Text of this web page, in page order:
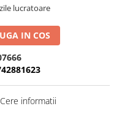
lucratoare
IN COS
informatii